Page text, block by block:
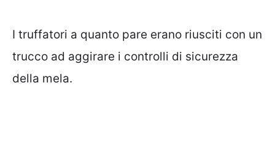
I truffatori a quanto pare erano riusciti con un
trucco ad aggirare i controlli di sicurezza
della mela.